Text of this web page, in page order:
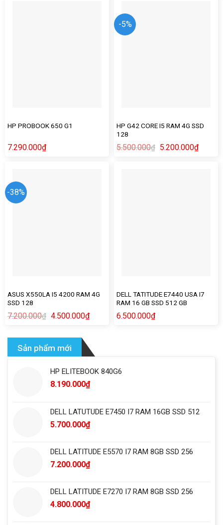
HP PROBOOK 650 G1
7.290.000₫
-5%
HP G42 CORE I5 RAM 4G SSD
128
5.500.000₫ 5.200.000₫
-38%
ASUS X550LA I5 4200 RAM 4G
SSD 128
7.200.000₫ 4.500.000₫
DELL TATITUDE E7440 USA I7
RAM 16 GB SSD 512 GB
6.500.000₫
Sản phẩm mới
HP ELITEBOOK 840G6
8.190.000₫
DELL LATUTUDE E7450 I7 RAM 16GB SSD 512
5.700.000₫
DELL LATITUDE E5570 I7 RAM 8GB SSD 256
7.200.000₫
DELL LATITUDE E7270 I7 RAM 8GB SSD 256
4.800.000₫